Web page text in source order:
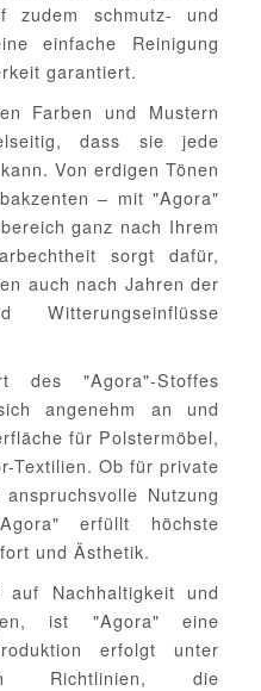
zudem schmutz- und
einfache Reinigung
garantiert.
Farben und Mustern
dass sie jede
Von erdigen Tönen
– mit "Agora"
ganz nach Ihrem
sorgt dafür,
auch nach Jahren der
Witterungseinflüsse
des "Agora"-Stoffes
angenehm an und
für Polstermöbel,
Textilien. Ob für private
Nutzung
erfüllt höchste
und Ästhetik.
Nachhaltigkeit und
ist "Agora" eine
erfolgt unter
Richtlinien, die